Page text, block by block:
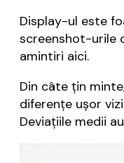
Display-ul este
screenshot-urile
amintiri aici.
Din câte țin
diferențe ușor
Deviațiile medii